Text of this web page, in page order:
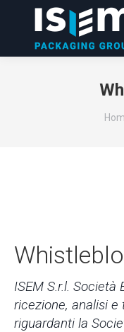
Tu
ISEM S.r.l.
ricezione, analisi
riguardanti la